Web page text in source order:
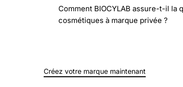
Comment BIOCYLAB assure-t-il
cosmétiques à marque privée ?
Créez votre marque maintenant